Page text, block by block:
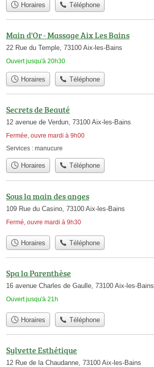
Horaires Téléphone
Main d'Or - Massage Aix Les Bains
22 Rue du Temple, 73100 Aix-les-Bains
Ouvert jusqu'à 20h30
Horaires Téléphone
Secrets de Beauté
12 avenue de Verdun, 73100 Aix-les-Bains
Fermée, ouvre mardi à 9h00
Services : manucure
Horaires Téléphone
Sous la main des anges
109 Rue du Casino, 73100 Aix-les-Bains
Fermé, ouvre mardi à 9h30
Horaires Téléphone
Spa la Parenthèse
16 avenue Charles de Gaulle, 73100 Aix-les-Bains
Ouvert jusqu'à 21h
Horaires Téléphone
Sylvette Esthétique
12 Rue de la Chaudanne, 73100 Aix-les-Bains